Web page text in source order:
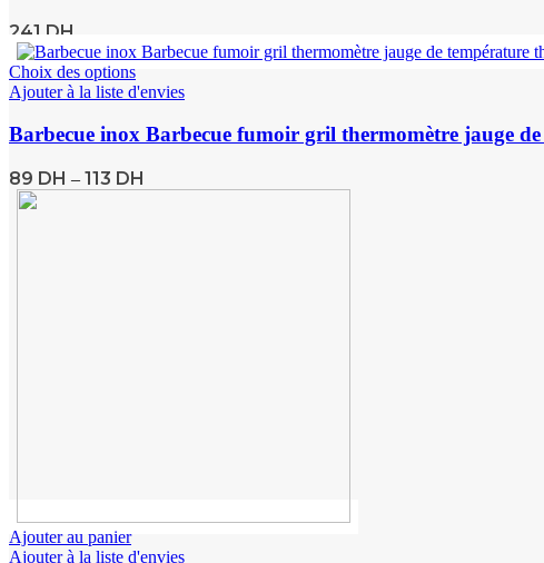
241 DH
Choix des options
Ajouter à la liste d'envies
Barbecue inox Barbecue fumoir gril thermomètre jauge
89 DH – 113 DH
Ajouter au panier
Ajouter à la liste d'envies